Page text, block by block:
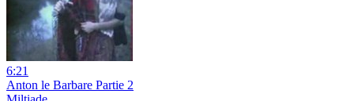
6:21
Anton le Barbare Partie 2